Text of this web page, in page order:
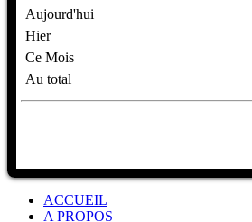
Aujourd'hui
Hier
Ce Mois
Au total
ACCUEIL
A PROPOS